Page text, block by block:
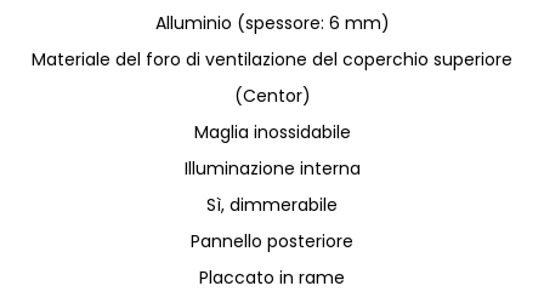
Alluminio (spessore: 6 mm)
Materiale del foro di ventilazione del coperchio superiore
(Centor)
Maglia inossidabile
Illuminazione interna
Sì, dimmerabile
Pannello posteriore
Placcato in rame